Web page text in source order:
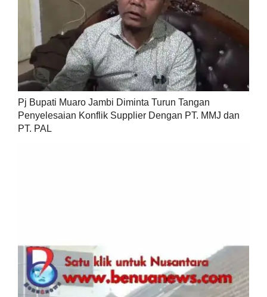
Pj Bupati Muaro Jambi Diminta Turun Tangan
Penyelesaian Konflik Supplier Dengan PT. MMJ dan
PT. PAL